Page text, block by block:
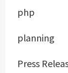
php
planning
Press